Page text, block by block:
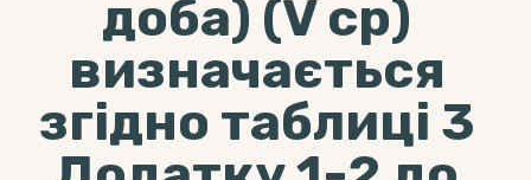
доба) (V ср)
визначається
згідно таблиці 3